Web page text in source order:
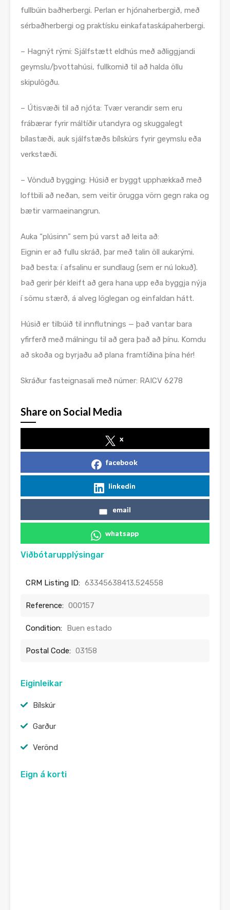
fullbúin baðherbergi. Perlan er hjónaherbergið, með
sérbaðherbergi og praktísku einkafataskápaherbergi.
– Hagnýt rými: Sjálfstætt eldhús með aðliggjandi
geymslu/þvottahúsi, fullkomið til að halda öllu
skipulögðu.
– Útisvæði til að njóta: Tvær verandir sem eru
frábærar fyrir máltíðir utandyra og skuggalegt
bílastæði, auk sjálfstæðs bílskúrs fyrir geymslu eða
verkstæði.
– Vönduð bygging: Húsið er byggt upphækkað með
loftbili að neðan, sem veitir örugga vörn gegn raka og
bætir varmaeinangrun.
Auka “plúsinn” sem þú varst að leita að:
Eignin er að fullu skráð, þar með talin öll aukarými.
Það besta: í afsalinu er sundlaug (sem er nú lokuð).
Það gerir þér kleift að gera hana upp eða byggja nýja
í sömu stærð, á alveg löglegan og einfaldan hátt.
Húsið er tilbúið til innflutnings — það vantar bara
yfirferð með málningu til að gera það að þínu. Komdu
að skoða og byrjaðu að plana framtíðina þína hér!
Skráður fasteignasali með númer: RAICV 6278
Share on Social Media
x
facebook
linkedin
email
whatsapp
Viðbótarupplýsingar
CRM Listing ID: 63345638413.524558
Reference: 000157
Condition: Buen estado
Postal Code: 03158
Eiginleikar
Bílskúr
Garður
Verönd
Eign á korti